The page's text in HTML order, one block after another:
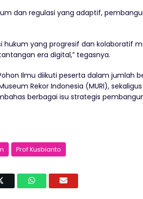
dan regulasi yang adaptif,
hukum yang progresif dan kolaboratif
era digital,” tegasnya.
Ilmu diikuti peserta dalam jumlah
Rekor Indonesia (MURI),
berbagai isu strategis
Prof Kusbianto